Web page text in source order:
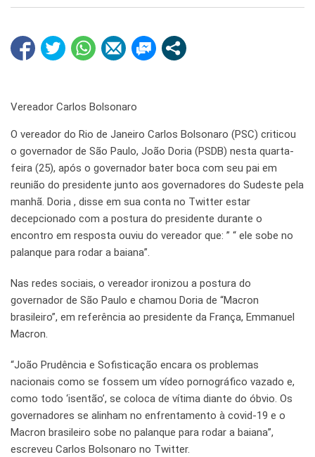
Vereador Carlos Bolsonaro
O vereador do Rio de Janeiro Carlos Bolsonaro (PSC) criticou
o governador de São Paulo, João Doria (PSDB) nesta quarta-
feira (25), após o governador bater boca com seu pai em
reunião do presidente junto aos governadores do Sudeste pela
manhã. Doria , disse em sua conta no Twitter estar
decepcionado com a postura do presidente durante o
encontro em resposta ouviu do vereador que: ” “ ele sobe no
palanque para rodar a baiana”.
Nas redes sociais, o vereador ironizou a postura do
governador de São Paulo e chamou Doria de “Macron
brasileiro”, em referência ao presidente da França, Emmanuel
Macron.
“João Prudência e Sofisticação encara os problemas
nacionais como se fossem um vídeo pornográfico vazado e,
como todo ‘isentão’, se coloca de vítima diante do óbvio. Os
governadores se alinham no enfrentamento à covid-19 e o
Macron brasileiro sobe no palanque para rodar a baiana”,
escreveu Carlos Bolsonaro no Twitter.